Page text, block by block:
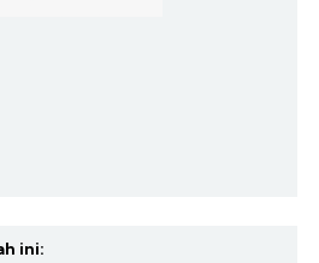
ini: